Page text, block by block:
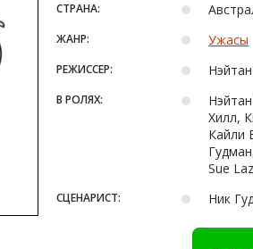
СТРАНА:
ЖАНР: Ужасы
РЕЖИССЕР:
В РОЛЯХ:
Хилл,
Кайли
Sue
СЦЕНАРИСТ: Ник